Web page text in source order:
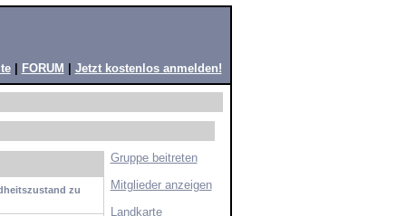
| FORUM Jetzt kostenlos anmelden!
zu
Gruppe beitreten
Mitglieder anzeigen
Landkarte